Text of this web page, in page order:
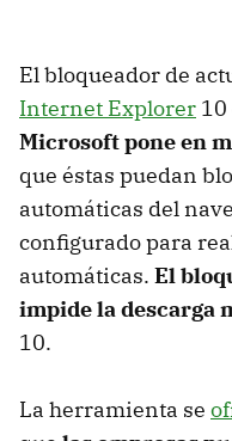
El bloqueador de
Internet Explorer 10
Microsoft pone en
que éstas puedan
automáticas del
configurado para
automáticas. El
impide la descarga
10.
La herramienta se